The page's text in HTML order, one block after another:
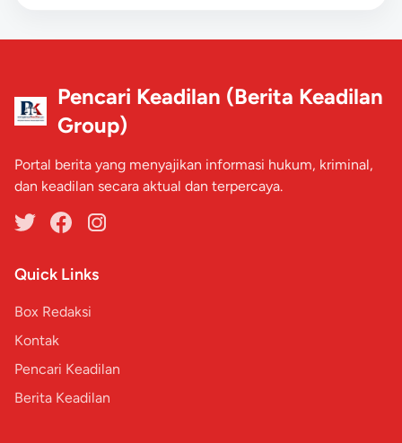
Pencari Keadilan (Berita Keadilan
Group)
Portal berita yang menyajikan informasi hukum, kriminal,
dan keadilan secara aktual dan terpercaya.
Quick Links
Box Redaksi
Kontak
Pencari Keadilan
Berita Keadilan